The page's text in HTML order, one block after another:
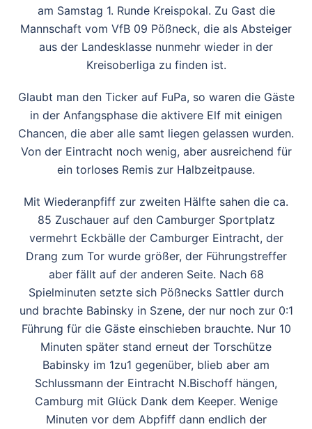
am Samstag 1. Runde Kreispokal. Zu Gast die
Mannschaft vom VfB 09 Pößneck, die als Absteiger
aus der Landesklasse nunmehr wieder in der
Kreisoberliga zu finden ist.
Glaubt man den Ticker auf FuPa, so waren die Gäste
in der Anfangsphase die aktivere Elf mit einigen
Chancen, die aber alle samt liegen gelassen wurden.
Von der Eintracht noch wenig, aber ausreichend für
ein torloses Remis zur Halbzeitpause.
Mit Wiederanpfiff zur zweiten Hälfte sahen die ca.
85 Zuschauer auf den Camburger Sportplatz
vermehrt Eckbälle der Camburger Eintracht, der
Drang zum Tor wurde größer, der Führungstreffer
aber fällt auf der anderen Seite. Nach 68
Spielminuten setzte sich Pößnecks Sattler durch
und brachte Babinsky in Szene, der nur noch zur 0:1
Führung für die Gäste einschieben brauchte. Nur 10
Minuten später stand erneut der Torschütze
Babinsky im 1zu1 gegenüber, blieb aber am
Schlussmann der Eintracht N.Bischoff hängen,
Camburg mit Glück Dank dem Keeper. Wenige
Minuten vor dem Abpfiff dann endlich der